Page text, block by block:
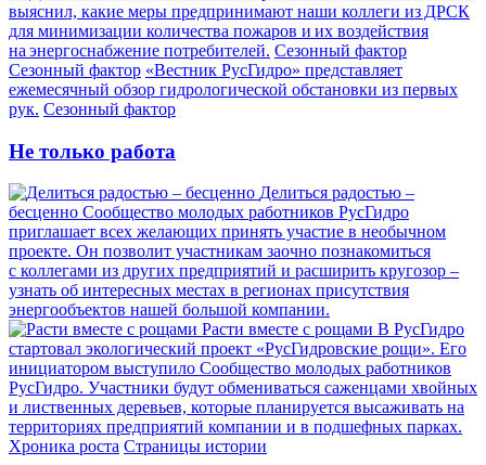
выяснил, какие меры предпринимают наши коллеги из ДРСК
для минимизации количества пожаров и их воздействия
на энергоснабжение потребителей. Сезонный фактор
Сезонный фактор «Вестник РусГидро» представляет
ежемесячный обзор гидрологической обстановки из первых
рук. Сезонный фактор
Не только работа
Делиться радостью –
бесценно Сообщество молодых работников РусГидро
приглашает всех желающих принять участие в необычном
проекте. Он позволит участникам заочно познакомиться
с коллегами из других предприятий и расширить кругозор –
узнать об интересных местах в регионах присутствия
энергообъектов нашей большой компании.
Расти вместе с рощами В РусГидро
стартовал экологический проект «РусГидровские рощи». Его
инициатором выступило Сообщество молодых работников
РусГидро. Участники будут обмениваться саженцами хвойных
и лиственных деревьев, которые планируется высаживать на
территориях предприятий компании и в подшефных парках.
Хроника роста Страницы истории